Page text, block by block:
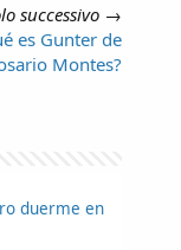
successivo →
es Gunter de
Montes?
duerme en